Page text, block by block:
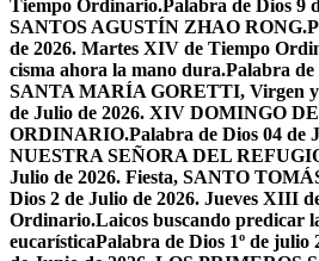
Tiempo Ordinario.Palabra de Dios 9
SANTOS AGUSTÍN ZHAO RONG.
de 2026. Martes XIV de Tiempo
cisma ahora la mano dura.Palabra de
SANTA MARÍA GORETTI, Virgen
de Julio de 2026. XIV DOMINGO
ORDINARIO.Palabra de Dios 04 de
NUESTRA SEÑORA DEL
Julio de 2026. Fiesta, SANTO
Dios 2 de Julio de 2026. Jueves XIII
Ordinario.Laicos buscando predicar
eucarísticaPalabra de Dios 1º de julio